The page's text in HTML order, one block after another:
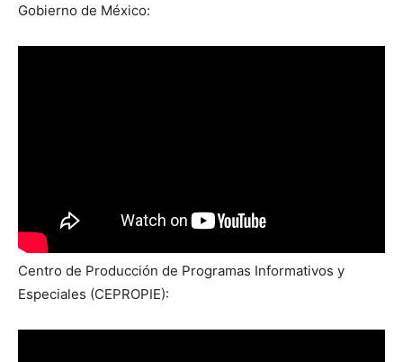
Gobierno de México:
Centro de Producción de Programas Informativos y
Especiales (CEPROPIE):